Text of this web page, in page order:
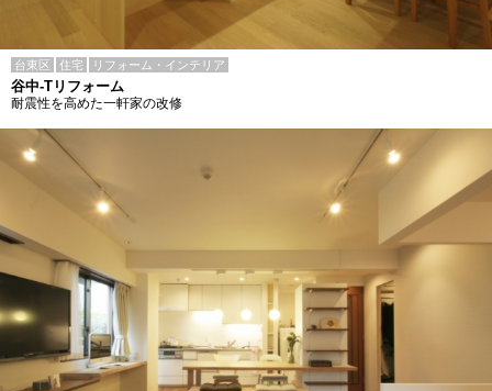
台東区 住宅 リフォーム・インテリア
谷中-Tリフォーム
耐震性を高めた一軒家の改修